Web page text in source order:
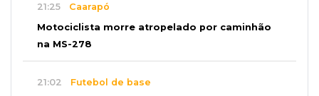
21:25 Caarapó
Motociclista morre atropelado por caminhão
na MS-278
21:02 Futebol de base